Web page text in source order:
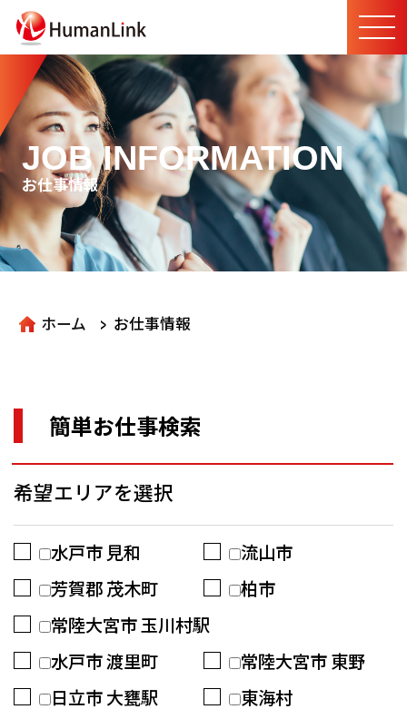
JOB INFORMATION
お仕事情報
ホーム > お仕事情報
簡単お仕事検索
希望エリアを選択
水戸市 見和
流山市
芳賀郡 茂木町
柏市
常陸大宮市 玉川村駅
水戸市 渡里町
常陸大宮市 東野
日立市 大甕駅
東海村